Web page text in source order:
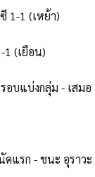
1-1 (เหย้า)
1 (เยือน)
บแบ่งกลุ่ม - เสม
แรก - ชนะ อุราวะ